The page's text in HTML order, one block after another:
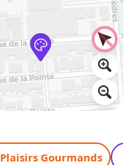
Plaisirs Gourmands